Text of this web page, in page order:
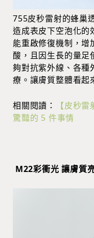
755皮秒雷射的蜂巢
造成表皮下空泡化的
能重啟修復機制，增
酸，且因生長的量足
夠對抗紫外線、各種
療。讓膚質整體看起
相關閱讀：
【皮秒
驚豔的 5 件事情
M22彩衝光 讓膚質